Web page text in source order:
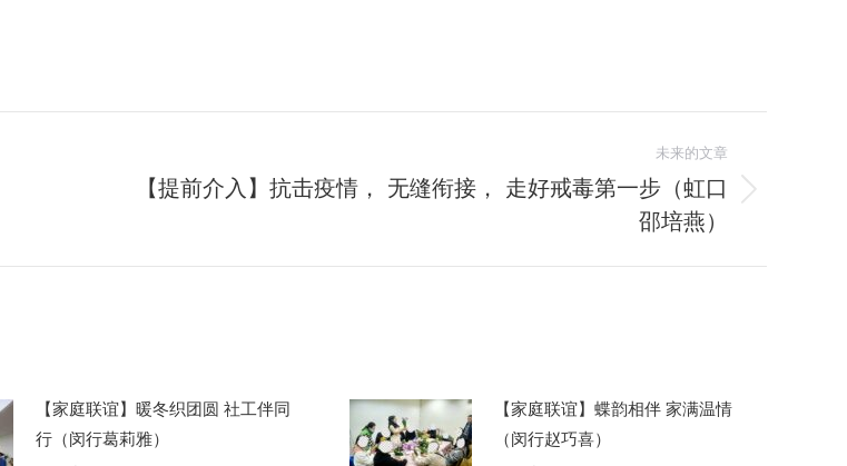
未来的文章
的
【提前介入】抗击疫情， 无缝衔接， 走好戒毒第一步（虹口
邵培燕）
【家庭联谊】暖冬织团圆 社工伴同
行（闵行葛莉雅）
【家庭联谊】蝶韵相伴 家满温情
（闵行赵巧喜）